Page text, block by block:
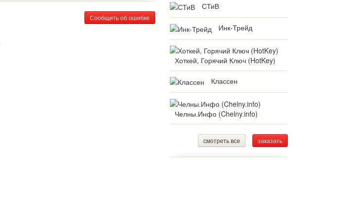
Сообщить об ошибке
СТиВ
Инк-Трейд
Хоткей, Горячий Ключ (HotKey)
Классен
Челны.Инфо (Chelny.info)
смотреть все заказать